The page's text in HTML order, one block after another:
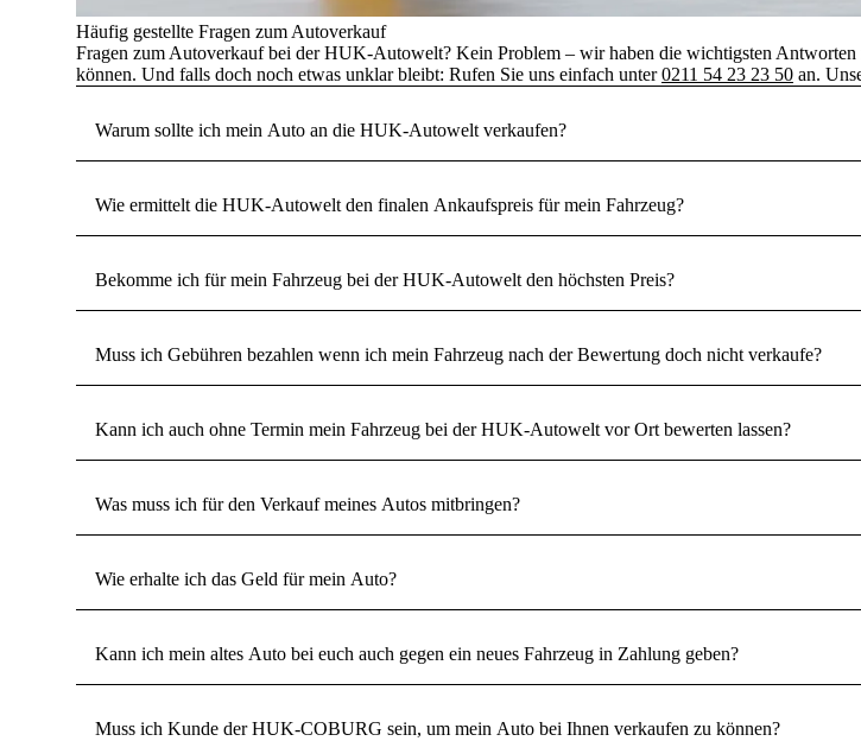
Häufig gestellte Fragen zum Autoverkauf
Fragen zum Autoverkauf bei der HUK-Autowelt? Kein Problem – wir haben die wichtigsten Antworten
können. Und falls doch noch etwas unklar bleibt: Rufen Sie uns einfach unter0211 54 23 23 50 an.
Warum sollte ich mein Auto an die HUK-Autowelt verkaufen?
Wie ermittelt die HUK-Autowelt den finalen Ankaufspreis für mein Fahrzeug?
Bekomme ich für mein Fahrzeug bei der HUK-Autowelt den höchsten Preis?
Muss ich Gebühren bezahlen wenn ich mein Fahrzeug nach der Bewertung doch nicht verkaufe?
Kann ich auch ohne Termin mein Fahrzeug bei der HUK-Autowelt vor Ort bewerten lassen?
Was muss ich für den Verkauf meines Autos mitbringen?
Wie erhalte ich das Geld für mein Auto?
Kann ich mein altes Auto bei euch auch gegen ein neues Fahrzeug in Zahlung geben?
Muss ich Kunde der HUK-COBURG sein, um mein Auto bei Ihnen verkaufen zu können?